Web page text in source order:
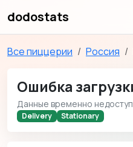
dodostats
Все пиццерии Россия
Ошибка
Данные временно
Delivery Stationary